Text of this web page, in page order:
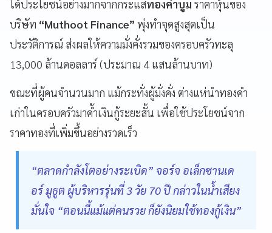
ได้ประโยชน์อย่างมากจากกระแสทองคำบูม ราคาหุ้นของ
บริษัท “Muthoot Finance” พุ่งทำจุดสูงสุดเป็น
ประวัติการณ์ ส่งผลให้ความมั่งคั่งรวมของครอบครัวทะลุ
13,000 ล้านดอลลาร์ (ประมาณ 4 แสนล้านบาท)
ขณะที่ผู้คนจำนวนมาก แม้กระทั่งผู้มั่งคั่ง ต่างแห่นำทองคำ
เก่าในครอบครัวมาค้ำเงินกู้ระยะสั้น เพื่อใช้ประโยชน์จาก
ราคาทองที่เพิ่มขึ้นอย่างรวดเร็ว
“ตลาดกำลังโตอย่างระเบิด” จอร์จ อเล็กซานเด
อร์ มูธูต ผู้บริหารรุ่นที่ 3 วัย 70 ปี กล่าวในน้ำเสียง
มั่นใจ “ตอนนี้แม้แต่คนรวย ก็ยังนิยมใช้ทองกู้เงิน”